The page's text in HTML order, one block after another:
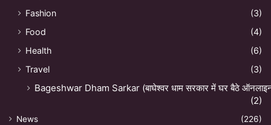
Fashion
(3)
Food
(4)
Health
(6)
Travel
(3)
Bageshwar Dham Sarkar (बाघेश्वर धाम सरकार में घर बैठे
(2)
News (226)